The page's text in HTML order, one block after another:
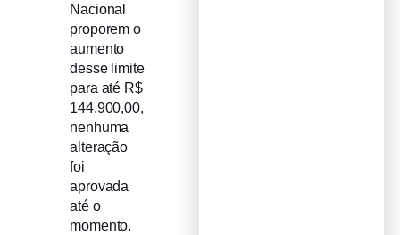
Nacional
proporem o
aumento
desse limite
para até R$
144.900,00,
nenhuma
alteração
foi
aprovada
até o
momento.